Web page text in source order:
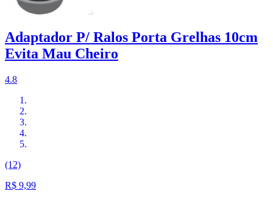
Adaptador P/ Ralos Porta Grelhas 10cm
Evita Mau Cheiro
4.8
(12)
R$ 9,99